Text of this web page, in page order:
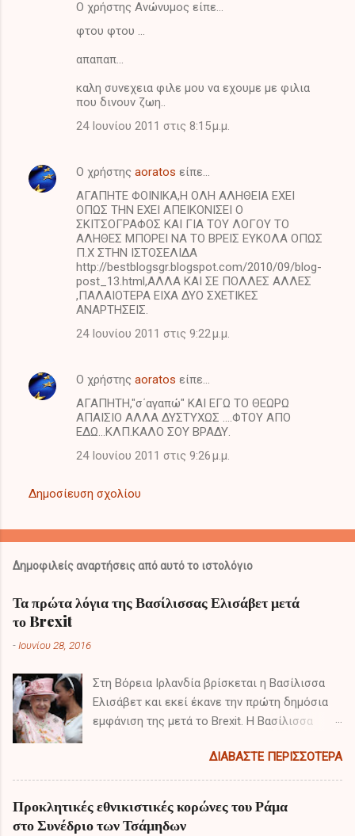
Ο χρήστης Ανώνυμος είπε…
φτου φτου ...
απαπαπ...
καλη συνεχεια φιλε μου να εχουμε με φιλια
που δινουν ζωη..
24 Ιουνίου 2011 στις 8:15 μ.μ.
Ο χρήστης aoratos είπε…
ΑΓΑΠΗΤΕ ΦΟΙΝΙΚΑ,Η ΟΛΗ ΑΛΗΘΕΙΑ ΕΧΕΙ
ΟΠΩΣ ΤΗΝ ΕΧΕΙ ΑΠΕΙΚΟΝΙΣΕΙ Ο
ΣΚΙΤΣΟΓΡΑΦΟΣ ΚΑΙ ΓΙΑ ΤΟΥ ΛΟΓΟΥ ΤΟ
ΑΛΗΘΕΣ ΜΠΟΡΕΙ ΝΑ ΤΟ ΒΡΕΙΣ ΕΥΚΟΛΑ ΟΠΩΣ
Π.Χ ΣΤΗΝ ΙΣΤΟΣΕΛΙΔΑ
http://bestblogsgr.blogspot.com/2010/09/blog-
post_13.html,ΑΛΛΑ ΚΑΙ ΣΕ ΠΟΛΛΕΣ ΑΛΛΕΣ
,ΠΑΛΑΙΟΤΕΡΑ ΕΙΧΑ ΔΥΟ ΣΧΕΤΙΚΕΣ
ΑΝΑΡΤΗΣΕΙΣ.
24 Ιουνίου 2011 στις 9:22 μ.μ.
Ο χρήστης aoratos είπε…
ΑΓΑΠΗΤΗ,"σ΄αγαπώ" ΚΑΙ ΕΓΩ ΤΟ ΘΕΩΡΩ
ΑΠΑΙΣΙΟ ΑΛΛΑ ΔΥΣΤΥΧΩΣ ....ΦΤΟΥ ΑΠΟ
ΕΔΩ...ΚΛΠ.ΚΑΛΟ ΣΟΥ ΒΡΑΔΥ.
24 Ιουνίου 2011 στις 9:26 μ.μ.
Δημοσίευση σχολίου
Δημοφιλείς αναρτήσεις από αυτό το ιστολόγιο
Τα πρώτα λόγια της Βασίλισσας Ελισάβετ μετά
το Brexit
-Ιουνίου 28, 2016
Στη Βόρεια Ιρλανδία βρίσκεται η Βασίλισσα
Ελισάβετ και εκεί έκανε την πρώτη δημόσια
εμφάνιση της μετά το Brexit. Η Βασίλισσα
το αποτέλεσμα του δημοψηφίσματος και τα
πρώτα της λόγια είχαν ιδιαίτερο ενδιαφέρον.
ΔΙΑΒΆΣΤΕ ΠΕΡΙΣΣΌΤΕΡΑ
Προκλητικές εθνικιστικές κορώνες του Ράμα
στο Συνέδριο των Τσάμηδων